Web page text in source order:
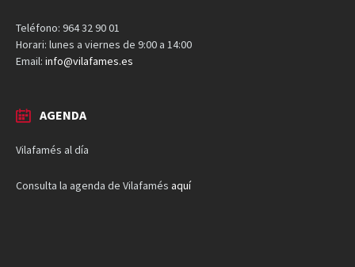
Teléfono: 964 32 90 01
Horari: lunes a viernes de 9:00 a 14:00
Email: info@vilafames.es
AGENDA
Vilafamés al día
Consulta la agenda de Vilafamés aquí